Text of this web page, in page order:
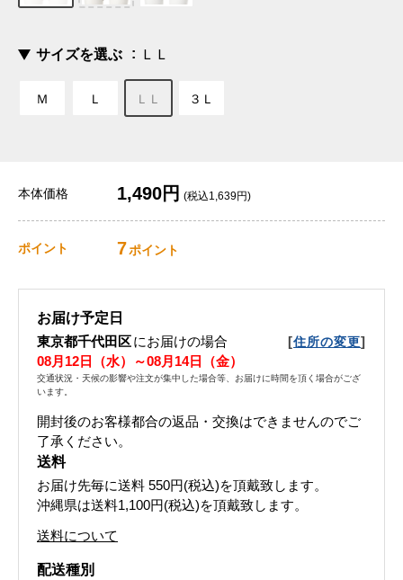
サイズを選ぶ ＬＬ
Ｍ Ｌ ＬＬ ３Ｌ
本体価格 1,490円 (税込1,639円)
ポイント 7ポイント
お届け予定日
東京都千代田区にお届けの場合 [住所の変更]
08月12日（水）～08月14日（金）
交通状況・天候の影響や注文が集中した場合等、お届けに時間を頂く場合がござ
います。
開封後のお客様都合の返品・交換はできませんのでご
了承ください。
送料
お届け先毎に送料 550円(税込)を頂戴致します。
沖縄県は送料1,100円(税込)を頂戴致します。
送料について
配送種別